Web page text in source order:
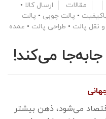
مقالات ارسال کالا •
• پالت چوبی • پالت
نقل پالت • طراحی پالت • عمده
می‌کند!
می‌شود، ذهن بیشتر